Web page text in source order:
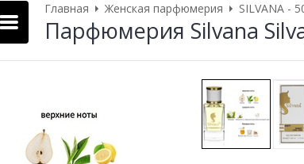
Главная Женская парфюмерия SILVANA -
Парфюмерия Silvana